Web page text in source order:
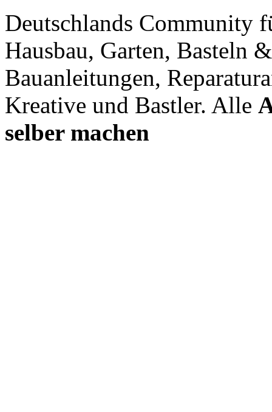
Deutschlands Community
Hausbau, Garten, Basteln
Bauanleitungen,
Kreative und Bastler. Alle
selber machen